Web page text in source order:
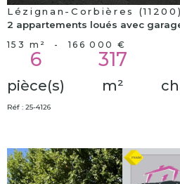
Lézignan-Corbières (11200)
2 appartements loués avec
153 m² - 166 000 €
6
pièce(s)
317
m²
Réf : 25-4126